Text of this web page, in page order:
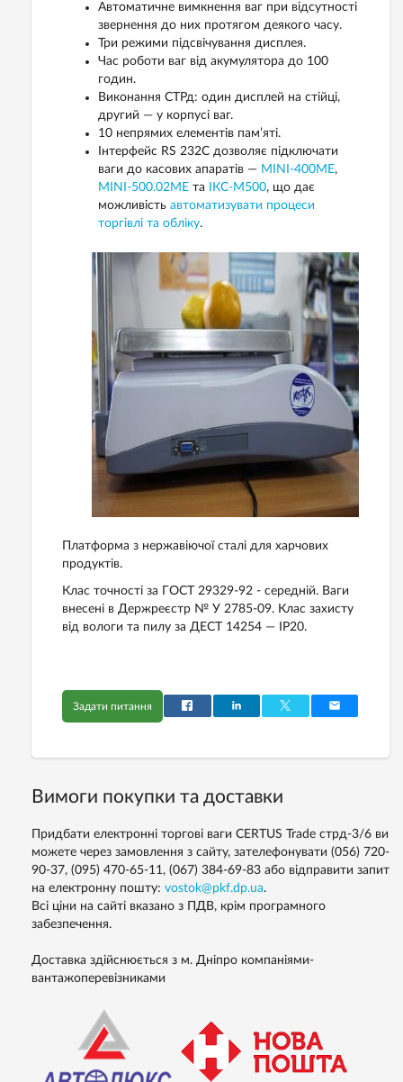
Автоматичне вимкнення ваг при відсутності
звернення до них протягом деякого часу.
Три режими підсвічування дисплея.
Час роботи ваг від акумулятора до 100
годин.
Виконання СТРд: один дисплей на стійці,
другий — у корпусі ваг.
10 непрямих елементів пам’яті.
Інтерфейс RS 232C дозволяє підключати
ваги до касових апаратів — MINI-400ME,
MINI-500.02ME та ІКС-M500, що дає
можливість автоматизувати процеси
торгівлі та обліку.
Платформа з нержавіючої сталі для харчових
продуктів.
Клас точності за ГОСТ 29329-92 - середній. Ваги
внесені в Держреєстр № У 2785-09. Клас захисту
від вологи та пилу за ДЕСТ 14254 — IP20.
Задати питання
Вимоги покупки та доставки
Придбати електронні торгові ваги CERTUS Trade стрд-3/6 ви
можете через замовлення з сайту, зателефонувати (056) 720-
90-37, (095) 470-65-11, (067) 384-69-83 або відправити запит
на електронну пошту: vostok@pkf.dp.ua.
Всі ціни на сайті вказано з ПДВ, крім програмного
забезпечення.
Доставка здійснюється з м. Дніпро компаніями-
вантажоперевізниками